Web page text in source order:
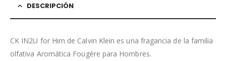
DESCRIPCIÓN
CK IN2U for Him de Calvin Klein es una fragancia de la familia
olfativa Aromática Fougère para Hombres.